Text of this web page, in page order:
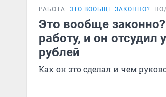
РАБОТА ЭТО ВООБЩЕ ЗАКОННО?
Это вообще
работу, и он
рублей
Как он это сделал и чем